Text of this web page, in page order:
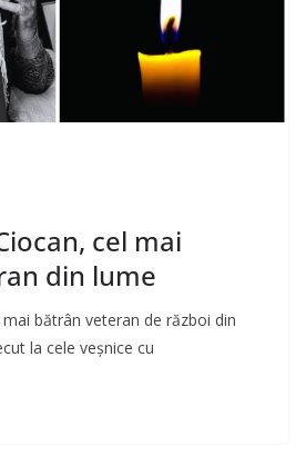
cel mai
din lume
bătrân veteran de război din
la cele veșnice cu